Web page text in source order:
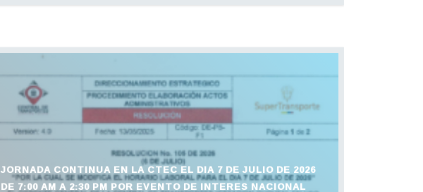
JORNADA CONTINUA EN LA CTEC EL DIA 7 DE JULIO DE 2026
DE 7:00 AM A 2:30 PM POR EVENTO DE INTERES NACIONAL